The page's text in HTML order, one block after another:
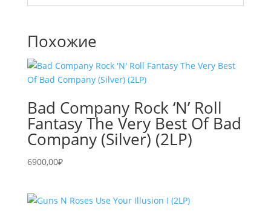
Похожие
Bad Company Rock ‘N’ Roll
Fantasy The Very Best Of Bad
Company (Silver) (2LP)
6900,00₽